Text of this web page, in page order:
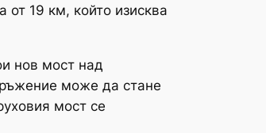
от 19 км, който изисква
нов мост над
може да стане
мост се